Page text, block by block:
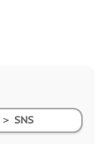
＞ SNS